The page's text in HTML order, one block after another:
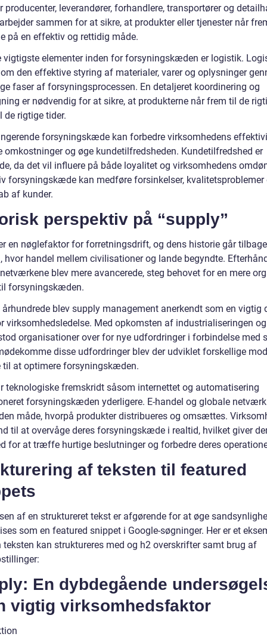
producenter, leverandører, forhandlere, transportører og
sammen for at sikre, at produkter eller tjenester når
på en effektiv og rettidig måde.
vigtigste elementer inden for forsyningskæden er logistik.
den effektive styring af materialer, varer og oplysninger
faser af forsyningsprocessen. En detaljeret koordinering og
er nødvendig for at sikre, at produkterne når frem til de
de rigtige tider.
forsyningskæde kan forbedre virksomhedens
omkostninger og øge kundetilfredsheden. Kundetilfredshed er
da det vil influere på både loyalitet og virksomhedens
forsyningskæde kan medføre forsinkelser, kvalitetsproblemer
af kunder.
perspektiv på “supply”
en nøglefaktor for forretningsdrift, og dens historie går
hvor handel mellem civilisationer og lande begyndte.
blev mere avancerede, steg behovet for en mere
forsyningskæden.
århundrede blev supply management anerkendt som en vigtig
virksomhedsledelse. Med opkomsten af industrialiseringen
organisationer over for nye udfordringer i forbindelse med
disse udfordringer blev der udviklet forskellige
til at optimere forsyningskæden.
teknologiske fremskridt såsom internettet og automatisering
forsyningskæden yderligere. E-handel og globale
måde, hvorpå produkter distribueres og omsættes.
til at overvåge deres forsyningskæde i realtid, hvilket giver
for at træffe hurtige beslutninger og forbedre deres
af teksten til featured
af en struktureret tekst er afgørende for at øge
som en featured snippet i Google-søgninger. Her er et
teksten kan struktureres med og h2 overskrifter samt brug af
En dybdegående
vigtig virksomhedsfaktor